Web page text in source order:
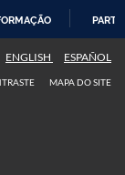
ENGLISH ESPAÑOL
MAPA DO SITE